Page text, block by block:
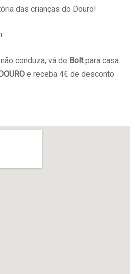
das crianças do Douro!
conduza, vá de Boltpara casa.
e receba 4€ de desconto